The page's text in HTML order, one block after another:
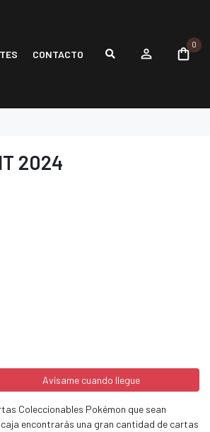
CONTACTO
0
2024
Avísame cuando llegue
Coleccionables Pokémon que sean
encontrarás una gran cantidad de cartas